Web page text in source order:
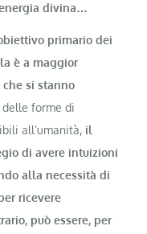
divina…
primario dei
è a maggior
si stanno
forme di
all’umanità, il
di avere intuizioni
alla necessità di
ricevere
può essere, per